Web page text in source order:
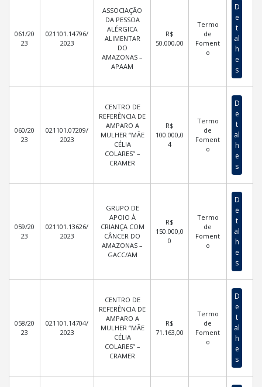
061/20
23
021101.14796/
2023
ASSOCIAÇÃO
DA PESSOA
ALÉRGICA
ALIMENTAR
DO
AMAZONAS –
APAAM
R$
50.000,00
Termo
de
Foment
o
D
e
t
al
h
e
s
060/20
23
021101.07209/
2023
CENTRO DE
REFERÊNCIA DE
AMPARO A
MULHER “MÃE
CÉLIA
COLARES” –
CRAMER
R$
100.000,0
4
Termo
de
Foment
o
D
e
t
al
h
e
s
059/20
23
021101.13626/
2023
GRUPO DE
APOIO À
CRIANÇA COM
CÂNCER DO
AMAZONAS –
GACC/AM
R$
150.000,0
0
Termo
de
Foment
o
D
e
t
al
h
e
s
058/20
23
021101.14704/
2023
CENTRO DE
REFERÊNCIA DE
AMPARO A
MULHER “MÃE
CÉLIA
COLARES” –
CRAMER
R$
71.163,00
Termo
de
Foment
o
D
e
t
al
h
e
s